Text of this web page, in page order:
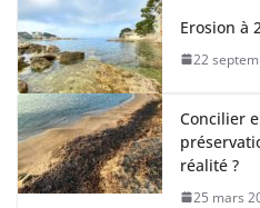
Erosion à
22
Concilier
réalité ?
25 mars